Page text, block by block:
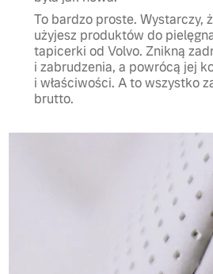
To bardzo proste. Wystarczy,
użyjesz produktów do
tapicerki od Volvo. Znikną
i zabrudzenia, a powrócą jej
i właściwości. A to wszystko
brutto.